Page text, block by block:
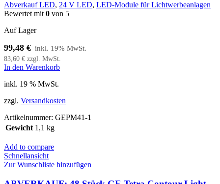
Abverkauf LED, 24 V LED, LED-Module für Lichtwerbeanlagen
Bewertet mit 0 von 5
Auf Lager
99,48 €
83,60 € zzgl. MwSt.
In den Warenkorb
inkl. 19 % MwSt.
zzgl. Versandkosten
Artikelnummer: GEPM41-1
Gewicht 1,1 kg
Add to compare
Schnellansicht
Zur Wunschliste hinzufügen